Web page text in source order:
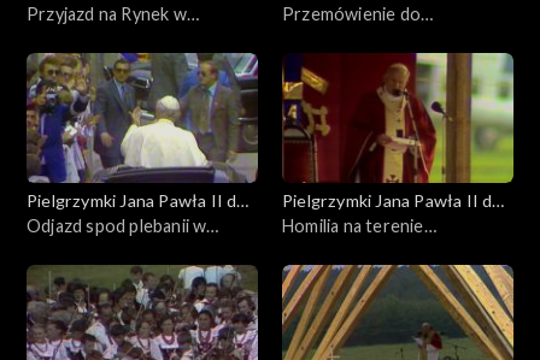
Polski
Przyjazd na Rynek w
Polski
Przemówienie do
Pielgrzymki Jana Pawła II do
Polski
Odjazd spod plebanii w
Pielgrzymki Jana Pawła II do
Polski
Homilia na terenie